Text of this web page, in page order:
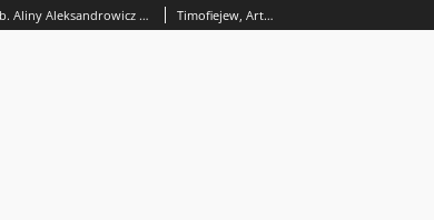
Wykaz publikacji Prof. dr hab. Aliny Aleksandrowicz od 1956 do 2002 roku Timofiejew, Artur